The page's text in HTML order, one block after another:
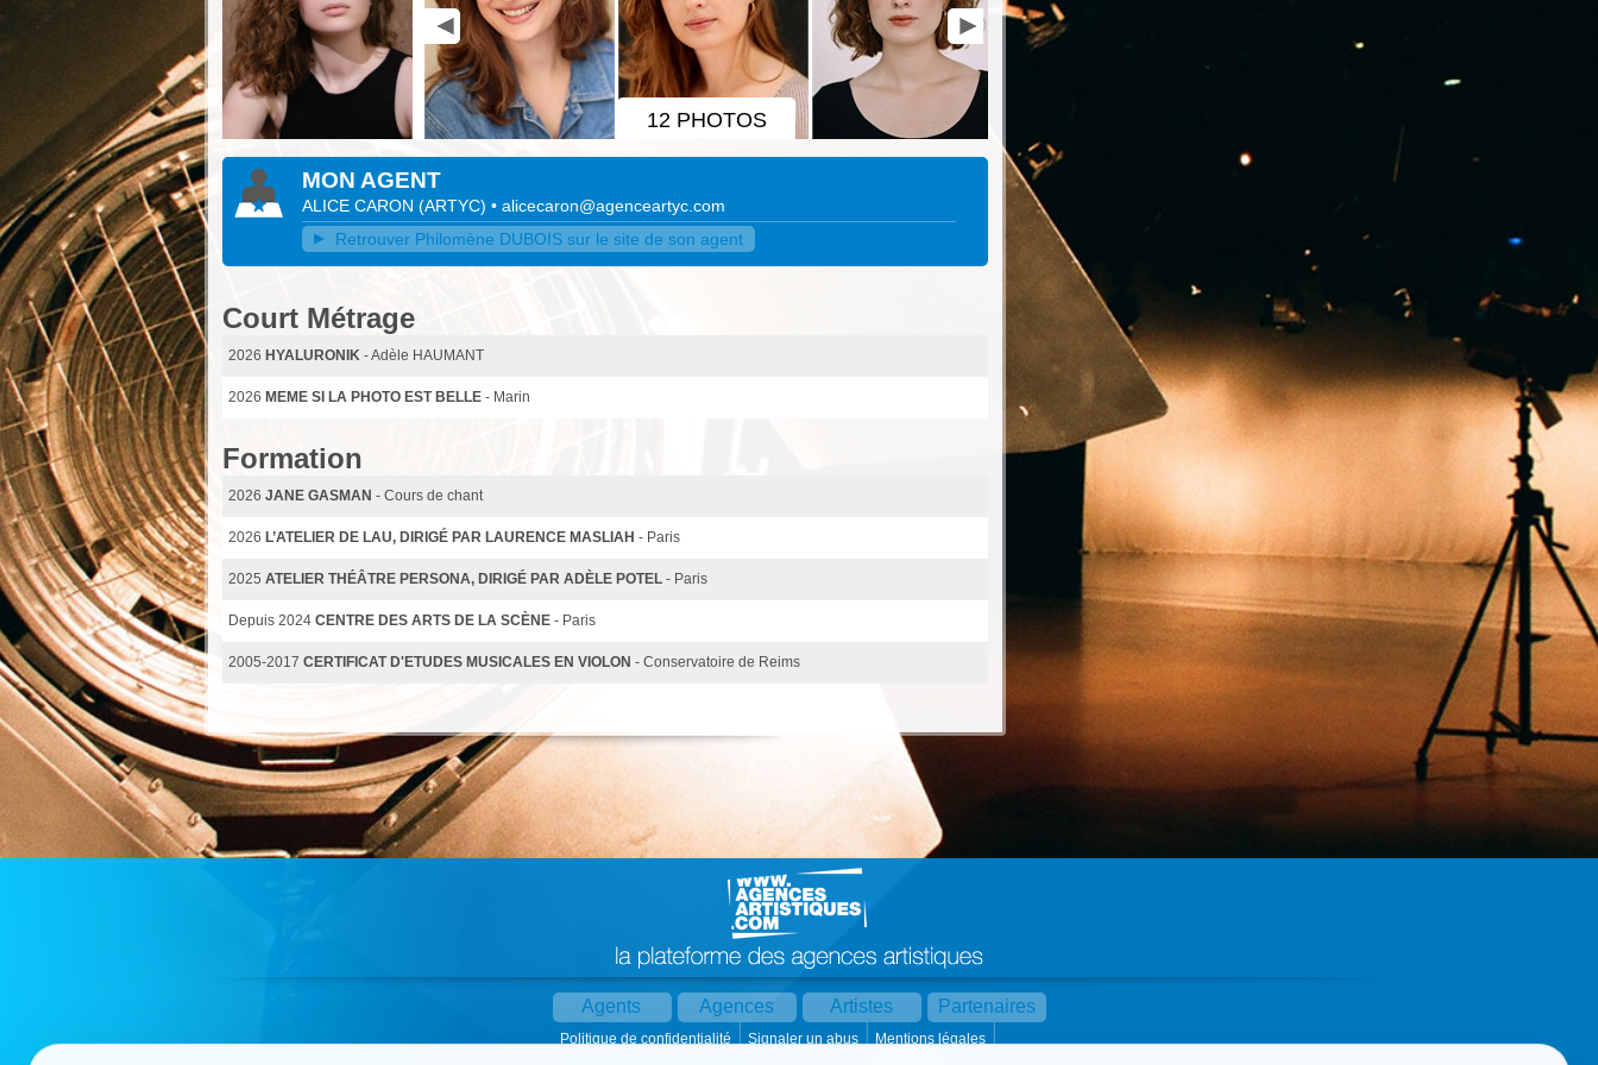
12 PHOTOS
MON AGENT
ALICE CARON (ARTYC) • alicecaron@agenceartyc.com
Retrouver Philomène DUBOIS sur le site de son agent
Court Métrage
2026 HYALURONIK - Adèle HAUMANT
2026 MEME SI LA PHOTO EST BELLE - Marin
Formation
2026 JANE GASMAN - Cours de chant
2026 L’ATELIER DE LAU, DIRIGÉ PAR LAURENCE MASLIAH - Paris
2025 ATELIER THÉÂTRE PERSONA, DIRIGÉ PAR ADÈLE POTEL - Paris
Depuis 2024 CENTRE DES ARTS DE LA SCÈNE - Paris
2005-2017 CERTIFICAT D'ETUDES MUSICALES EN VIOLON - Conservatoire de Reims
Agents Agences Artistes Partenaires
Politique de confidentialité Signaler un abus
Mentions légales